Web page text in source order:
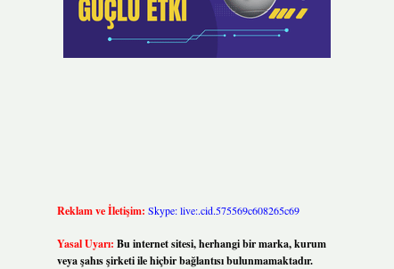
Reklam ve İletişim: Skype: live:.cid.575569c608265c69
Yasal Uyarı: Bu internet sitesi, herhangi bir marka, kurum
veya şahıs şirketi ile hiçbir bağlantısı bulunmamaktadır.